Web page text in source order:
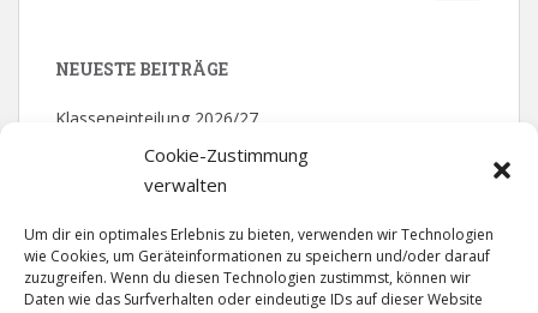
Cookie-Zustimmung
verwalten
Um dir ein optimales Erlebnis zu bieten, verwenden wir Technologien
wie Cookies, um Geräteinformationen zu speichern und/oder darauf
zuzugreifen. Wenn du diesen Technologien zustimmst, können wir
Daten wie das Surfverhalten oder eindeutige IDs auf dieser Website
NEUESTE BEITRÄGE
Klasseneinteilung 2026/27
Mathematik – Olympiade: 2. Platz
Theater der Jugend – Abschlussfahrt
Gütesiegel „Singende klingende Schule“ in Gold